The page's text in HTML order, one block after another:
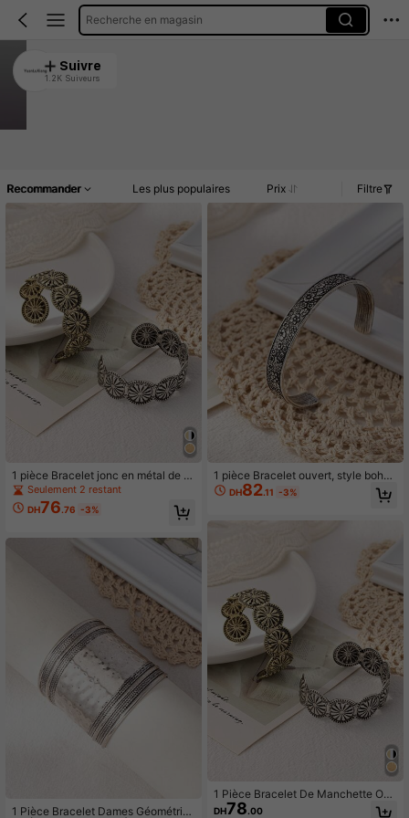
Recherche en magasin
YLXSPSH
4.90
Suivre
1.2K Suiveurs
Recommander Les plus populaires Prix Filtre
1 pièce Bracelet jonc en métal de st
yle bohème à motif floral rétro mini
maliste, convient pour le port quotid
ien des femmes
Seulement 2 restant
DH76.76 -3%
1 Pièce Bracelet Dames Géométriq
1 pièce Bracelet ouvert, style bohè
me à la mode, fleur raffinée en allia
ge avec texture, convient pour le po
DH82.11 -3%
1 Pièce Bracelet De Manchette Ouv
erte En Métal Simple Avec Motif Flo
DH78.00